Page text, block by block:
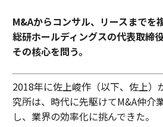
M&Aからコンサル、リースまでを
総研ホールディングスの代表取締
その核心を問う。
2018年に佐上峻作（以下、佐上）
究所は、時代に先駆けてM&A仲介
し、業界の効率化に挑んできた。